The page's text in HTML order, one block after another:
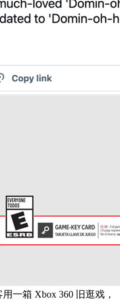
一箱 Xbox 360 旧逛戏，